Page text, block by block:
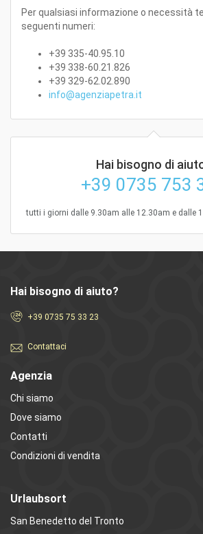
Per qualsiasi informazione o necessità
seguenti numeri:
+39 335-40.95.10
+39 338-60.21.826
+39 329-62.02.890
info@agenziapetra.it
Hai bisogno di
+39 0735 753
tutti i giorni dalle 9.30am alle 12.30am e dalle
Hai bisogno di aiuto?
+39 0735 75 33 23
Contattaci
Agenzia
Chi siamo
Dove siamo
Contatti
Condizioni di vendita
Urlaubsort
San Benedetto del Tronto